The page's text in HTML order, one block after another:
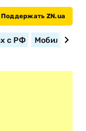
Поддержать ZN.ua
с РФ